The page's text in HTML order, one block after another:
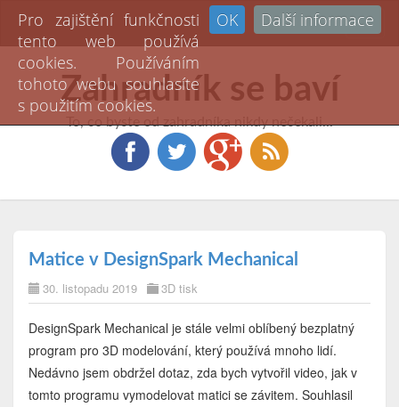
Zahradník se baví
To, co byste od zahradníka nikdy nečekali...
Matice v DesignSpark Mechanical
30. listopadu 2019 3D tisk
DesignSpark Mechanical je stále velmi oblíbený bezplatný
program pro 3D modelování, který používá mnoho lidí.
Nedávno jsem obdržel dotaz, zda bych vytvořil video, jak v
tomto programu vymodelovat matici se závitem. Souhlasil
Pro zajištění funkčnosti
tento web používá
cookies. Používáním
tohoto webu souhlasíte
s použitím cookies.
OK Další informace